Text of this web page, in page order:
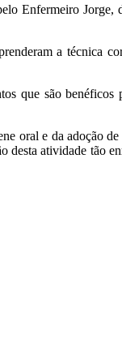
Enfermeiro Jorge,
a técnica
que são benéficos
oral e da adoção
desta atividade tão